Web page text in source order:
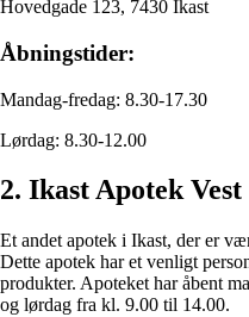
Hovedgade 123, 7430 Ikast
Åbningstider:
Mandag-fredag: 8.30-17.30
Lørdag: 8.30-12.00
2. Ikast Apotek Vest
Et andet apotek i Ikast, der er
Dette apotek har et venligt
produkter. Apoteket har åbent
og lørdag fra kl. 9.00 til 14.00.